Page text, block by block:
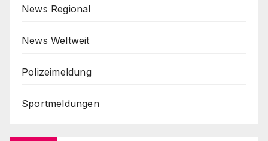
News Regional
News Weltweit
Polizeimeldung
Sportmeldungen